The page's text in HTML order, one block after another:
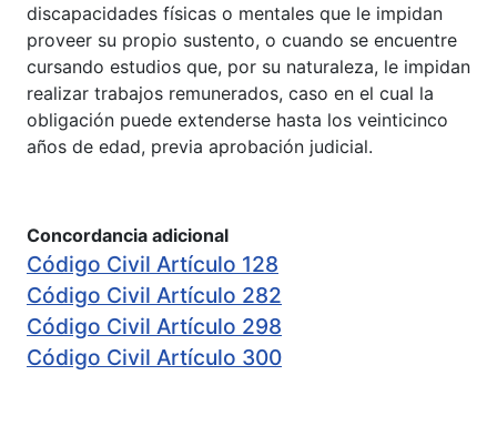
discapacidades físicas o mentales que le impidan
proveer su propio sustento, o cuando se encuentre
cursando estudios que, por su naturaleza, le impidan
realizar trabajos remunerados, caso en el cual la
obligación puede extenderse hasta los veinticinco
años de edad, previa aprobación judicial.
Concordancia adicional
Código Civil Artículo 128
Código Civil Artículo 282
Código Civil Artículo 298
Código Civil Artículo 300